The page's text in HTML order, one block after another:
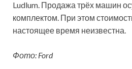
Ludlum. Продажа трёх машин
комплектом. При этом
настоящее время неизвестна.
Фото: Ford